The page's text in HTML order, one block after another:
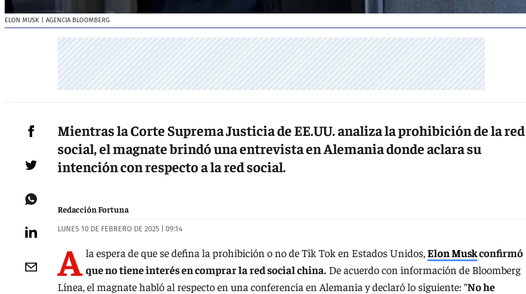
ELON MUSK | AGENCIA BLOOMBERG
Mientras la Corte Suprema Justicia de EE.UU. analiza la prohibición de la red
social, el magnate brindó una entrevista en Alemania donde aclara su
intención con respecto a la red social.
Redacción Fortuna
LUNES 10 DE FEBRERO DE 2025 | 09:14
A la espera de que se defina la prohibición o no de Tik Tok en Estados Unidos,Elon Muskconfirmó
que no tiene interés en comprar la red social china. De acuerdo con información de Bloomberg
Línea, el magnate habló al respecto en una conferencia en Alemania y declaró lo siguiente: “No he